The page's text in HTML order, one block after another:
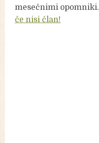
mesečnimi opomniki.
če nisi član!